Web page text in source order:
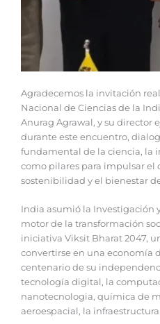
Agradecemos la invitación
Nacional de Ciencias de la
Anurag Agrawal, y su director
durante este encuentro,
fundamental de la ciencia, la
como pilares para impulsar el
sostenibilidad y el bienestar
India asumió la Investigación
motor de la transformación
iniciativa Viksit Bharat 2047,
convertirse en una economía
centenario de su
tecnología digital, la
nanotecnologia, química de
aeroespacial, la